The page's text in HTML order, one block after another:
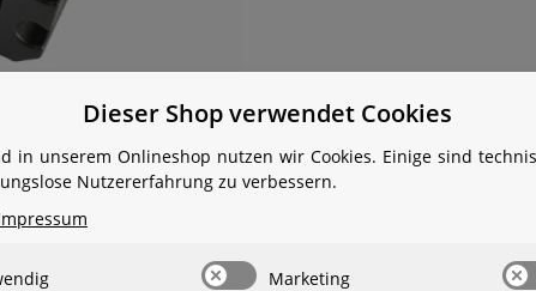
Dieser Shop verwendet Cookies
in unserem Onlineshop nutzen wir Cookies. Einige sind
Nutzererfahrung zu verbessern.
Marketing